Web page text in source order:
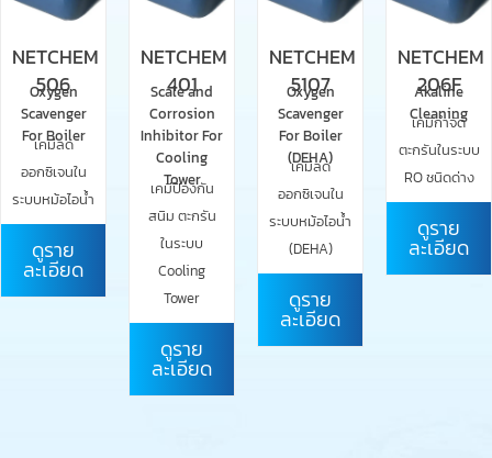
NETCHEM
506
Oxygen
Scavenger
For Boiler
เคมีลด
ออกซิเจนใน
ระบบหม้อไอน้ำ
ดูราย
ละเอียด
NETCHEM
401
Scale and
Corrosion
Inhibitor For
Cooling
Tower
เคมีป้องกัน
สนิม ตะกรัน
ในระบบ
Cooling
Tower
ดูราย
ละเอียด
NETCHEM
5107
Oxygen
Scavenger
For Boiler
(DEHA)
เคมีลด
ออกซิเจนใน
ระบบหม้อไอน้ำ
(DEHA)
ดูราย
ละเอียด
NETCHEM
206F
Akaline
Cleaning
เคมีกำจัด
ตะกรันในระบบ
RO ชนิดด่าง
ดูราย
ละเอียด